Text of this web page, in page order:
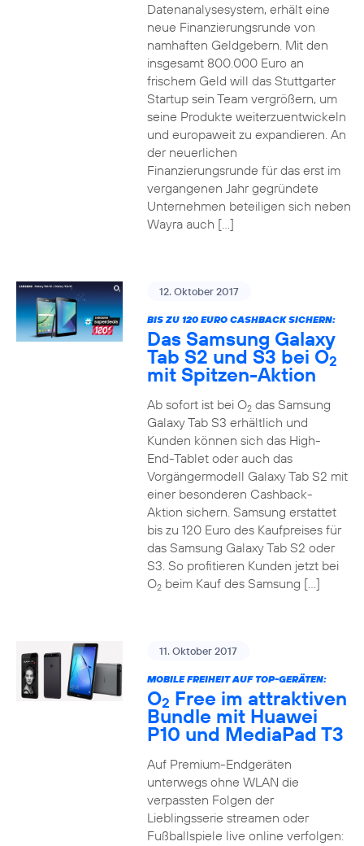
Datenanalysesystem, erhält eine
neue Finanzierungsrunde von
namhaften Geldgebern. Mit den
insgesamt 800.000 Euro an
frischem Geld will das Stuttgarter
Startup sein Team vergrößern, um
seine Produkte weiterzuentwickeln
und europaweit zu expandieren. An
der neuerlichen
Finanzierungsrunde für das erst im
vergangenen Jahr gegründete
Unternehmen beteiligen sich neben
Wayra auch […]
12. Oktober 2017
BIS ZU 120 EURO CASHBACK SICHERN:
Das Samsung Galaxy
Tab S2 und S3 bei O2
mit Spitzen-Aktion
Ab sofort ist bei O2das Samsung
Galaxy Tab S3 erhältlich und
Kunden können sich das High-
End-Tablet oder auch das
Vorgängermodell Galaxy Tab S2 mit
einer besonderen Cashback-
Aktion sichern. Samsung erstattet
bis zu 120 Euro des Kaufpreises für
das Samsung Galaxy Tab S2 oder
S3. So profitieren Kunden jetzt bei
O2beim Kauf des Samsung […]
11. Oktober 2017
MOBILE FREIHEIT AUF TOP-GERÄTEN:
O2 Free im attraktiven
Bundle mit Huawei
P10 und MediaPad T3
Auf Premium-Endgeräten
unterwegs ohne WLAN die
verpassten Folgen der
Lieblingsserie streamen oder
Fußballspiele live online verfolgen: